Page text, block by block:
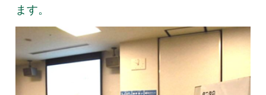
ます。